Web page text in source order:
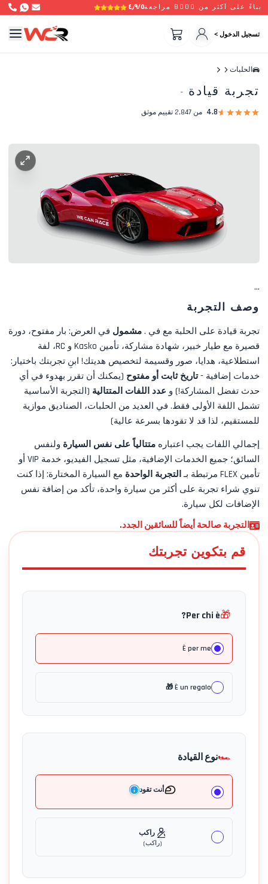
٤٫٩/٥ بناءً على أكثر من 8000 مراجعة
تسجيل الدخول >
الحلبات
تجربة قيادة -
4.8 من 2,847 تقييم موثق
...
وصف التجربة
تجربة قيادة على الحلبة مع في . مشمول في العرض: بار مفتوح، دورة
قصيرة مع طيار خبير، شهادة مشاركة، تأمين Kasko و RC، لفة
استطلاعية، هدايا، صور وقسيمة لتخصيص هديتك! ابنِ تجربتك باختيار:
خدمات إضافية -تاريخ ثابت أو مفتوح (يمكنك أن تقرر بهدوء في أي
حدث تفضل المشاركة!) و عدد اللفات المتتالية (التجربة الأساسية
تشمل اللفة الأولى فقط. في العديد من الحلبات، الصناديق موازية
للمستقيم، لذا قد لا تقودها بسرعة عالية)
إجمالي اللفات يجب اعتباره متتالياً على نفس السيارة ولنفس
السائق؛ جميع الخدمات الإضافية، مثل
تسجيل الفيديو، خدمة VIP أو
تأمين FLEX
مرتبطة بـالتجربة الواحدة مع السيارة المختارة: إذا كنت
تنوي شراء تجربة على أكثر من سيارة واحدة، تأكد من إضافة نفس
الإضافات لكل سيارة.
التجربة صالحة أيضاً للسائقين الجدد.
قم بتكوين تجربتك
🎁
Per chi è?
È per me
È un regalo 🎁
🏎️نوع القيادة
أنت تقود
راكب
(راكب)